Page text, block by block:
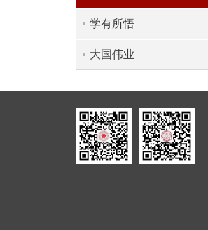
学有所悟
大国伟业